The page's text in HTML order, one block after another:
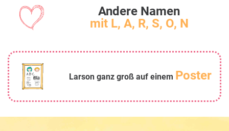
Andere Namen
mit L, A, R, S, O, N
Larson ganz groß auf einem Poster